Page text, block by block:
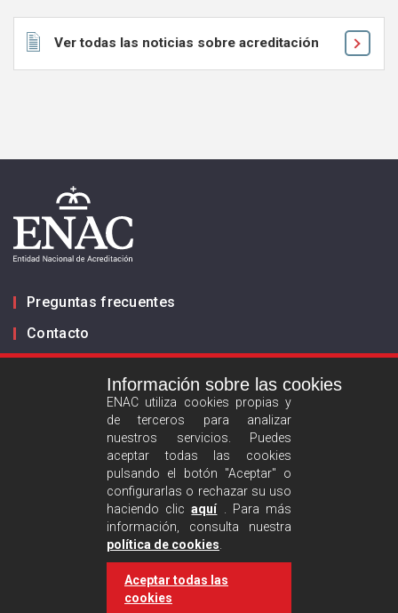
Ver todas las noticias sobre acreditación
Preguntas frecuentes
Contacto
Política de privacidad
Política de cookies
Información sobre las cookies
ENAC utiliza cookies propias y
de terceros para analizar
nuestros servicios. Puedes
aceptar todas las cookies
pulsando el botón "Aceptar" o
configurarlas o rechazar su uso
haciendo clicaquí. Para más
información, consulta nuestra
política de cookies
Aceptar todas las
cookies